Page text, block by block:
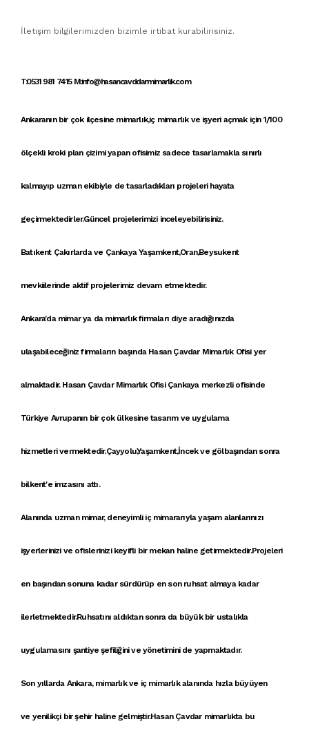
İletişim bilgilerimizden bizimle irtibat kurabilirisiniz.
T:0531 981 7415 M:info@hasancavddarmimarlik.com
Ankaranın bir çok ilçesine mimarlık,iç mimarlıkve işyeri açmak için 1/100
ölçekli krokiplan çizimi yapan ofisimiz sadece tasarlamakla sınırlı
kalmayıp uzman ekibiyle de tasarladıkları projeleri hayata
geçirmektedirler.Güncel projelerimizi inceleyebilirisiniz.
Batıkent Çakırlarda ve Çankaya Yaşamkent,Oran,Beysukent
mevkiilerinde aktif projelerimiz devam etmektedir.
Ankara'da mimarya da mimarlık firmaları diye aradığınızda
ulaşabileceğiniz firmaların başında Hasan Çavdar Mimarlık Ofisi yer
almaktadir. Hasan Çavdar Mimarlık OfisiÇankayamerkezli ofisinde
Türkiye Avrupanın bir çok ülkesinetasarım ve uygulama
hizmetlerivermektedir.Çayyolu,Yaşamkent,İncek ve gölbaşından sonra
bilkent'e imzasını attı.
Alanında uzman mimar, deneyimli iç mimararıyla yaşam alanlarınızı
işyerlerinizi ve ofislerinizi keyifli bir mekan haline getirmektedir.Projeleri
en başından sonuna kadar sürdürüp en son ruhsat almaya kadar
ilerletmektedir.Ruhsatını aldıktan sonra da büyük bir ustalıkla
uygulamasını şantiye şefiliğini ve yönetimini de yapmaktadır.
Son yıllarda Ankara, mimarlıkve iç mimarlıkalanında hızla büyüyen
ve yenilikçibir şehir haline gelmiştir.Hasan Çavdar mimarlıkta bu